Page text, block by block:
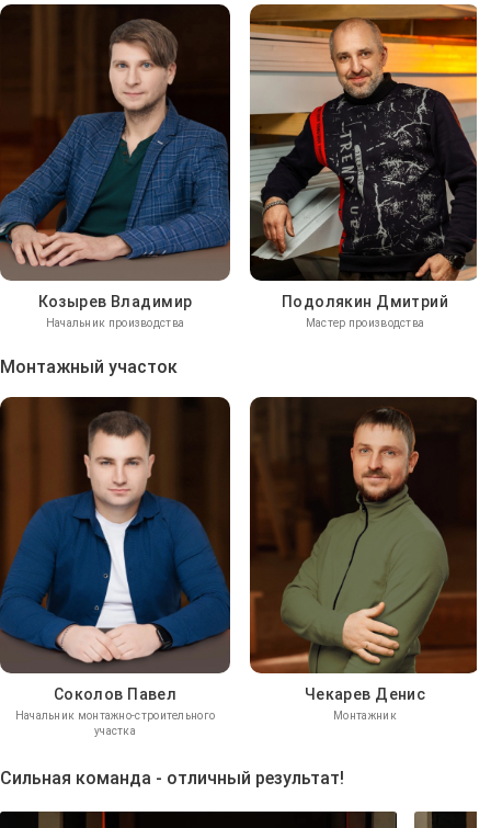
Козырев Владимир
Начальник производства
Подолякин Дмитрий
Мастер производства
Монтажный участок
Соколов Павел
Начальник монтажно-строительного
участка
Чекарев Денис
Монтажник
Сильная команда - отличный результат!